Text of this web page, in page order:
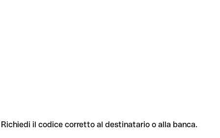
il codice corretto al destinatario o alla banca.